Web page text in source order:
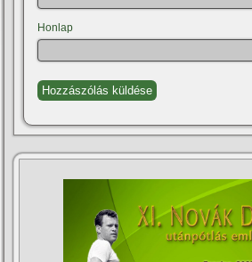
Honlap